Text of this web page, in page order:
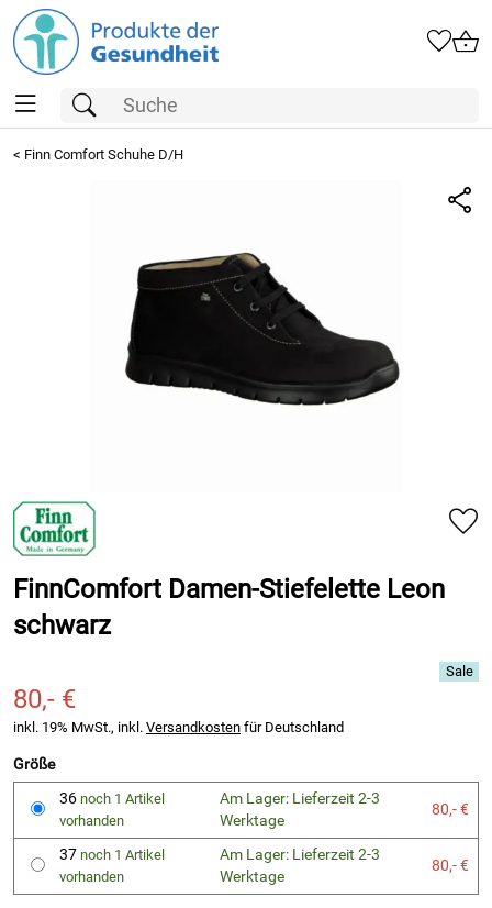
< Finn Comfort Schuhe D/H
FinnComfort Damen-Stiefelette Leon
schwarz
80,- €
inkl. 19% MwSt., inkl. Versandkosten für Deutschland
Größe
36 noch 1 Artikel
vorhanden
Am Lager: Lieferzeit 2-3
Werktage
80,- €
37 noch 1 Artikel
vorhanden
Am Lager: Lieferzeit 2-3
Werktage
80,- €